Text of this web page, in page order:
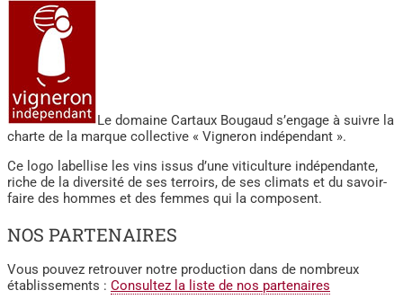
Le domaine Cartaux Bougaud s’engage à suivre la
charte de la marque collective « Vigneron indépendant ».
Ce logo labellise les vins issus d’une viticulture indépendante,
riche de la diversité de ses terroirs, de ses climats et du savoir-
faire des hommes et des femmes qui la composent.
NOS PARTENAIRES
Vous pouvez retrouver notre production dans de nombreux
établissements : Consultez la liste de nos partenaires